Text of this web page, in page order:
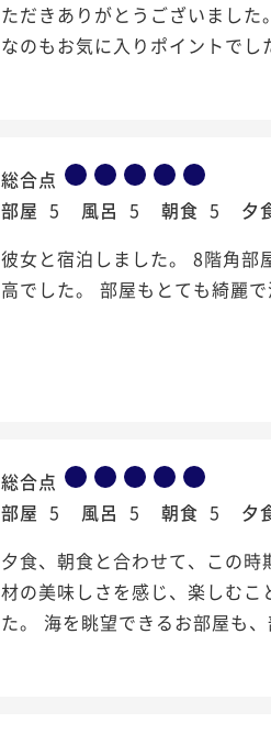
ただきありがとうございまし
なのもお気に入りポイントでし
総合点
部屋 5 風呂 5 朝食 5 夕
彼女と宿泊しました。 8階角部
高でした。 部屋もとても綺麗
総合点
部屋 5 風呂 5 朝食 5 夕
夕食、朝食と合わせて、この
材の美味しさを感じ、楽しむ
た。 海を眺望できるお部屋も